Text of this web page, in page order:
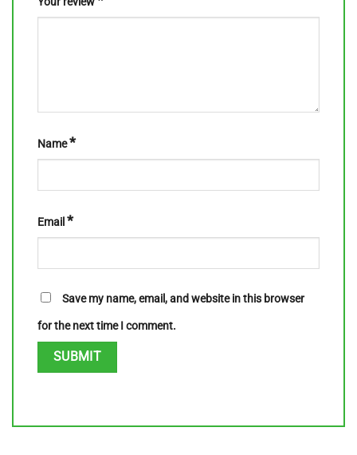
Name*
Email *
Save my name, email, and website in this browser
for the next time I comment.